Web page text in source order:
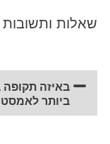
שאלות
באיזה תקופה
ביותר